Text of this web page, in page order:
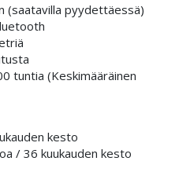
(saatavilla pyydettäessä)
tuntia (Keskimääräinen
kesto
/ 36 kuukauden kesto